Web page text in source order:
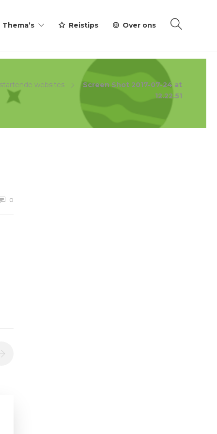
Thema’s Reistips Over ons
websites
Screen Shot 2017-07-24 at
12.22.51
0